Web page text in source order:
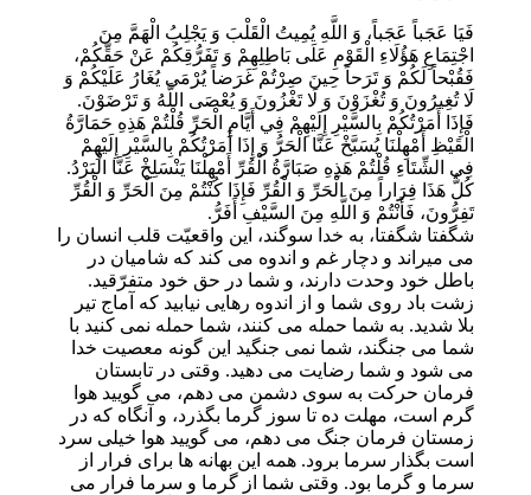
فَيَا عَجَباً عَجَباً، وَ اللَّهِ يُمِيتُ الْقَلْبَ وَ يَجْلِبُ الْهَمَّ مِنَ
اجْتِمَاعِ هَؤُلَاءِ الْقَوْمِ عَلَى بَاطِلِهِمْ وَ تَفَرُّقِكُمْ عَنْ حَقِّكُمْ،
فَقُبْحاً لَكُمْ وَ تَرَحاً حِينَ صِرْتُمْ غَرَضاً يُرْمَى يُغَارُ عَلَيْكُمْ وَ
لَا تُغِيرُونَ وَ تُغْزَوْنَ وَ لَا تَغْزُونَ وَ يُعْصَى اللَّهُ وَ تَرْضَوْنَ.
فَإِذَا أَمَرْتُكُمْ بِالسَّيْرِ إِلَيْهِمْ فِي أَيَّامِ الْحَرِّ قُلْتُمْ هَذِهِ حَمَارَّةُ
الْقَيْظِ أَمْهِلْنَا يُسَبَّخْ عَنَّا الْحَرُّ وَ إِذَا أَمَرْتُكُمْ بِالسَّيْرِ إِلَيْهِمْ
فِي الشِّتَاءِ قُلْتُمْ هَذِهِ صَبَارَّةُ الْقُرِّ أَمْهِلْنَا يَنْسَلِخْ عَنَّا الْبَرْدُ.
كُلُّ هَذَا فِرَاراً مِنَ الْحَرِّ وَ الْقُرِّ فَإِذَا كُنْتُمْ مِنَ الْحَرِّ وَ الْقُرِّ
تَفِرُّونَ، فَأَنْتُمْ وَ اللَّهِ مِنَ السَّيْفِ أَفَرُّ.
شگفتا شگفتا، به خدا سوگند، اين واقعيّت قلب انسان را
مى ميراند و دچار غم و اندوه مى كند كه شاميان در
باطل خود وحدت دارند، و شما در حق خود متفرّقيد.
زشت باد روى شما و از اندوه رهايى نيابيد كه آماج تير
بلا شديد. به شما حمله مى كنند، شما حمله نمى كنيد با
شما مى جنگند، شما نمى جنگيد اين گونه معصيت خدا
مى شود و شما رضايت مى دهيد. وقتى در تابستان
فرمان حركت به سوى دشمن مى دهم، مى گوييد هوا
گرم است، مهلت ده تا سوز گرما بگذرد، و آنگاه كه در
زمستان فرمان جنگ مى دهم، مى گوييد هوا خيلى سرد
است بگذار سرما برود. همه اين بهانه ها براى فرار از
سرما و گرما بود. وقتى شما از گرما و سرما فرار مى